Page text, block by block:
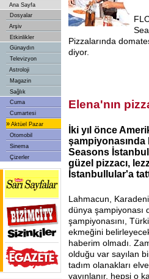
Ana Sayfa
Dosyalar
Arşiv
Etkinlikler
Günaydın
Televizyon
Astroloji
Magazin
Sağlık
Cuma
Cumartesi
» Aktüel Pazar
Otomobil
Sinema
Çizerler
Pizzalarında
diyor.
Elena'nın
İki yıl önce
şampiyonasında
Seasons
güzel pizzacı,
İstanbullular'a
Lahmacun,
dünya şampiyonası
şampiyonasını,
ekmeğini
haberim olmadı.
olduğu var sayılan
tadım olanakları
yayınlanır, hepsi o